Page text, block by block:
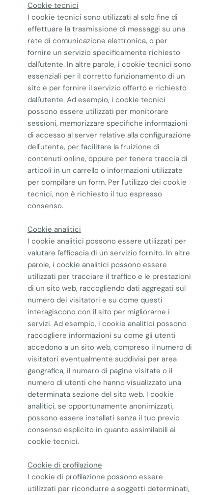
Cookie tecnici
I cookie tecnici sono utilizzati al solo fine di
effettuare la trasmissione di messaggi su una
rete di comunicazione elettronica, o per
fornire un servizio specificamente richiesto
dall'utente. In altre parole, i cookie tecnici sono
essenziali per il corretto funzionamento di un
sito e per fornire il servizio offerto e richiesto
dall'utente. Ad esempio, i cookie tecnici
possono essere utilizzati per monitorare
sessioni, memorizzare specifiche informazioni
di accesso al server relative alla configurazione
dell'utente, per facilitare la fruizione di
contenuti online, oppure per tenere traccia di
articoli in un carrello o informazioni utilizzate
per compilare un form. Per l'utilizzo dei cookie
tecnici, non è richiesto il tuo espresso
consenso.
Cookie analitici
I cookie analitici possono essere utilizzati per
valutare l'efficacia di un servizio fornito. In altre
parole, i cookie analitici possono essere
utilizzati per tracciare il traffico e le prestazioni
di un sito web, raccogliendo dati aggregati sul
numero dei visitatori e su come questi
interagiscono con il sito per migliorarne i
servizi. Ad esempio, i cookie analitici possono
raccogliere informazioni su come gli utenti
accedono a un sito web, compreso il numero di
visitatori eventualmente suddivisi per area
geografica, il numero di pagine visitate o il
numero di utenti che hanno visualizzato una
determinata sezione del sito web. I cookie
analitici, se opportunamente anonimizzati,
possono essere installati senza il tuo previo
consenso esplicito in quanto assimilabili ai
cookie tecnici.
Cookie di profilazione
I cookie di profilazione possono essere
utilizzati per ricondurre a soggetti determinati,